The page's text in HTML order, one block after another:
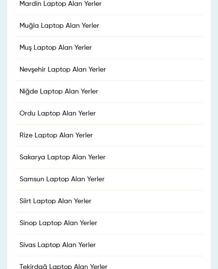
Mardin Laptop Alan Yerler
Muğla Laptop Alan Yerler
Muş Laptop Alan Yerler
Nevşehir Laptop Alan Yerler
Niğde Laptop Alan Yerler
Ordu Laptop Alan Yerler
Rize Laptop Alan Yerler
Sakarya Laptop Alan Yerler
Samsun Laptop Alan Yerler
Siirt Laptop Alan Yerler
Sinop Laptop Alan Yerler
Sivas Laptop Alan Yerler
Tekirdağ Laptop Alan Yerler